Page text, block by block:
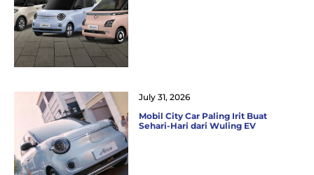
Mobil City Car Paling Irit Buat
Sehari-Hari dari Wuling EV
July 31, 2026